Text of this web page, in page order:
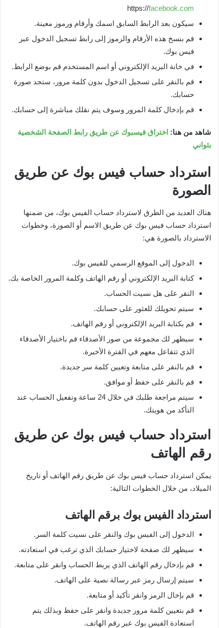
https://facebook.com
سيكون بعد الرابط السابق اسمك وأرقام ورموز معينة.
قم بنسخ هذه الأرقام والرموز إلى رابط تسجيل الدخول عبر
فيس بوك.
في خانة البريد الإلكتروني أو اسم المستخدم قم بوضع الرابط.
قم بالنقر على تسجيل الدخول بدون كلمة مرور، ستجد صورة
حسابك.
قم بإدخال كلمة المرور وسوف يتم نقلك مباشرة إلى حسابك.
شاهد من هنا: اختراق فيسبوك عن طريق رابط الصفحة الشخصية
بثواني
استرداد حساب فيس بوك عن طريق
الصورة
هناك العديد من الطرق لاسترداد حساب الفيس بوك، من ضمنها
استرداد حساب فيس بوك عن طريق الاسم أو الصورة، وخطوات
الاسترداد بالصورة هي:
الدخول إلى الموقع الرسمي للفيس بوك.
كتابة البريد الإلكتروني أو رقم الهاتف وكلمة المرور الخاصة بك.
النقر على هل نسيت الحساب.
سيتم تحويلك للعثور على حسابك.
قم بكتابة البريد الإلكتروني أو رقم الهاتف.
سيظهر لك مجموعة من صور الأصدقاء قم باختيار الأصدقاء
الذي تتفاعل معهم في الفترة الأخيرة.
قم بالنقر على متابعة وتعيين كلمة سر جديدة.
قم بالنقر على حفظ أو موافق.
سيتم مراجعة طلبك في خلال 24 ساعة وتفعيل الحساب عند
التأكد من هويتك.
استرداد حساب فيس بوك عن طريق
رقم الهاتف
يمكن استرداد حساب فيس بوك عن طريق رقم الهاتف أو تاريخ
الميلاد، من خلال الخطوات التالية:
استرداد الفيس بوك برقم الهاتف
الدخول إلى الفيس بوك والنقر على نسيت كلمة السر.
سيظهر لك صفحة لاختيار حسابك الذي ترغب في استعادته.
قم بإدخال رقم الهاتف الذي يربط الحساب وانقر على متابعة.
سيتم إرسال رمز عبر رسالة نصية على الهاتف.
قم بإخال الرمز وانقر تأكيد أو متابعة.
قم بتعيين كلمة مرور جديدة وانقر على حفظ وبذلك يتم
استعادة الفيس بوك عبر رقم الهاتف.